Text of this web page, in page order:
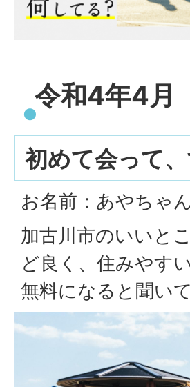
令和4年4月
初めて会って
お名前：あやちゃ
加古川市のいいと
ど良く、住みやす
無料になると聞い